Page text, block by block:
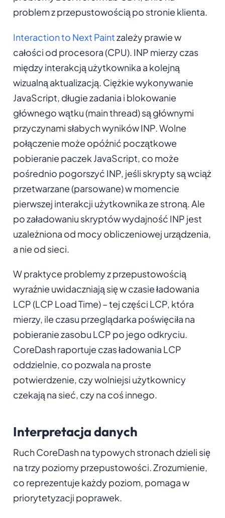
problem z przepustowością po stronie klienta.
Interaction to Next Paintzależy prawie w
całości od procesora (CPU). INP mierzy czas
między interakcją użytkownika a kolejną
wizualną aktualizacją. Ciężkie wykonywanie
JavaScript, długie zadania i blokowanie
głównego wątku (main thread) są głównymi
przyczynami słabych wyników INP. Wolne
połączenie może opóźnić początkowe
pobieranie paczek JavaScript, co może
pośrednio pogorszyć INP, jeśli skrypty są wciąż
przetwarzane (parsowane) w momencie
pierwszej interakcji użytkownika ze stroną. Ale
po załadowaniu skryptów wydajność INP jest
uzależniona od mocy obliczeniowej urządzenia,
a nie od sieci.
W praktyce problemy z przepustowością
wyraźnie uwidaczniają się w czasie ładowania
LCP (LCP Load Time) – tej części LCP, która
mierzy, ile czasu przeglądarka poświęciła na
pobieranie zasobu LCP po jego odkryciu.
CoreDash raportuje czas ładowania LCP
oddzielnie, co pozwala na proste
potwierdzenie, czy wolniejsi użytkownicy
czekają na sieć, czy na coś innego.
Interpretacja danych
Ruch CoreDash na typowych stronach dzieli się
na trzy poziomy przepustowości. Zrozumienie,
co reprezentuje każdy poziom, pomaga w
priorytetyzacji poprawek.